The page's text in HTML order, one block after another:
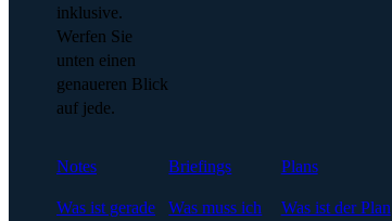
inklusive.
Werfen Sie
unten einen
genaueren Blick
auf jede.
Notes
Was ist gerade
Briefings
Was muss ich
Plans
Was ist der Plan